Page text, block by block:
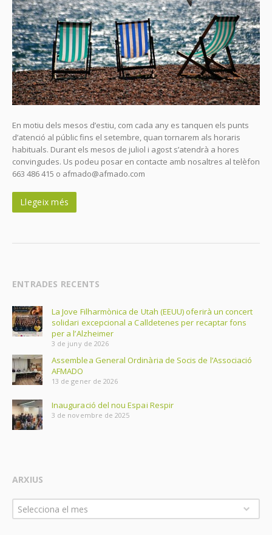
En motiu dels mesos d’estiu, com cada any es tanquen els punts
d’atenció al públic fins el setembre, quan tornarem als horaris
habituals. Durant els mesos de juliol i agost s’atendrà a hores
convingudes. Us podeu posar en contacte amb nosaltres al telèfon
663 486 415 o afmado@afmado.com
Llegeix més
ENTRADES RECENTS
La Jove Filharmònica de Utah (EEUU) oferirà un concert
solidari excepcional a Calldetenes per recaptar fons
per a l’Alzheimer
3 de juny de 2026
Assemblea General Ordinària de Socis de l’Associació
AFMADO
13 de gener de 2026
Inauguració del nou Espai Respir
3 de novembre de 2025
ARXIUS
Arxius
Selecciona el mes